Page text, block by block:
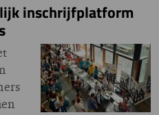
inschrijfplatform